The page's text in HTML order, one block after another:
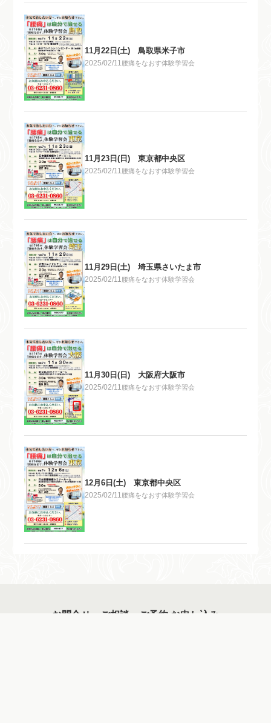
11月22日(土) 鳥取県米子市
2025/02/11腰痛をなおす体験学習会
11月23日(日) 東京都中央区
2025/02/11 腰痛をなおす体験学習会
11月29日(土) 埼玉県さいたま市
2025/02/11腰痛をなおす体験学習会
11月30日(日) 大阪府大阪市
2025/02/11腰痛をなおす体験学習会
12月6日(土) 東京都中央区
2025/02/11 腰痛をなおす体験学習会
お問合せ・ご相談・ご予約 お申し込み